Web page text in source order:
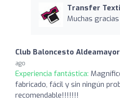
Transfer
Muchas
Club Baloncesto Aldeamayor
ago
Experiencia fantástica:
fabricado, fácil y sin ningún
recomendable!!!!!!!